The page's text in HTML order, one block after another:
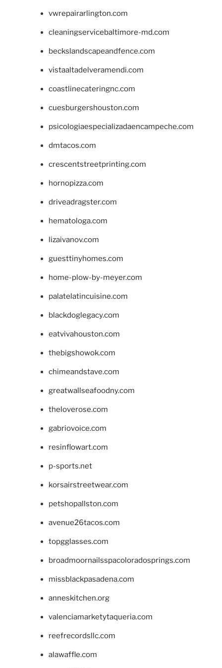
vwrepairarlington.com
cleaningservicebaltimore-md.com
beckslandscapeandfence.com
vistaaltadelveramendi.com
coastlinecateringnc.com
cuesburgershouston.com
psicologiaespecializadaencampeche.com
dmtacos.com
crescentstreetprinting.com
hornopizza.com
driveadragster.com
hematologa.com
lizaivanov.com
guesttinyhomes.com
home-plow-by-meyer.com
palatelatincuisine.com
blackdoglegacy.com
eatvivahouston.com
thebigshowok.com
chimeandstave.com
greatwallseafoodny.com
theloverose.com
gabriovoice.com
resinflowart.com
p-sports.net
korsairstreetwear.com
petshopallston.com
avenue26tacos.com
topgglasses.com
broadmoornailsspacoloradosprings.com
missblackpasadena.com
anneskitchen.org
valenciamarketytaqueria.com
reefrecordsllc.com
alawaffle.com